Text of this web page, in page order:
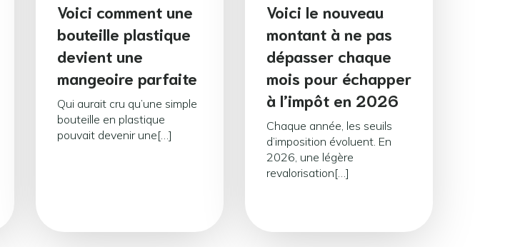
Voici comment une
bouteille plastique
devient une
mangeoire parfaite
Qui aurait cru qu’une simple
bouteille en plastique
pouvait devenir une[…]
Voici le nouveau
montant à ne pas
dépasser chaque
mois pour échapper
à l’impôt en 2026
Chaque année, les seuils
d’imposition évoluent. En
2026, une légère
revalorisation[…]